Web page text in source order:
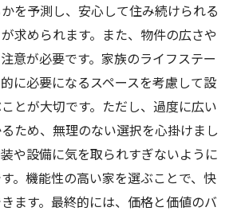
を予測し、安心して住み続けられる
求められます。また、物件の広さや
意が必要です。家族のライフステー
に必要になるスペースを考慮して設
とが大切です。ただし、過度に広い
ため、無理のない選択を心掛けまし
や設備に気を取られすぎないように
。機能性の高い家を選ぶことで、快
ます。最終的には、価格と価値のバ